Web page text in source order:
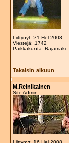
Liittynyt: 21 Hel 2008
Viestejä: 1742
Paikkakunta: Rajamäki
Takaisin alkuun
M.Reinikainen
Site Admin